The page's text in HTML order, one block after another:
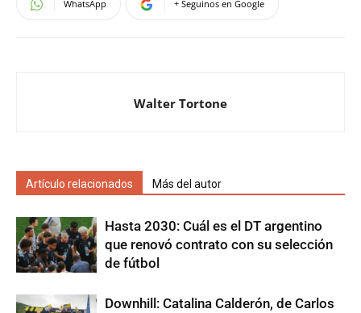
WhatsApp + Seguinos en Google
Walter Tortone
Artículo relacionados Más del autor
Hasta 2030: Cuál es el DT argentino
que renovó contrato con su selección
de fútbol
Downhill: Catalina Calderón, de Carlos